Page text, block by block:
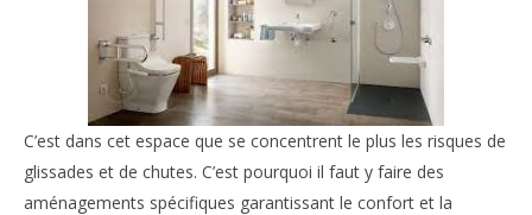
C’est dans cet espace que se concentrent le plus les risques de
glissades et de chutes. C’est pourquoi il faut y faire des
aménagements spécifiques garantissant le confort et la